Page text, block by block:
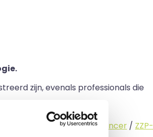
zijn, evenals professionals die
interimmer/freelancer / ZZP-